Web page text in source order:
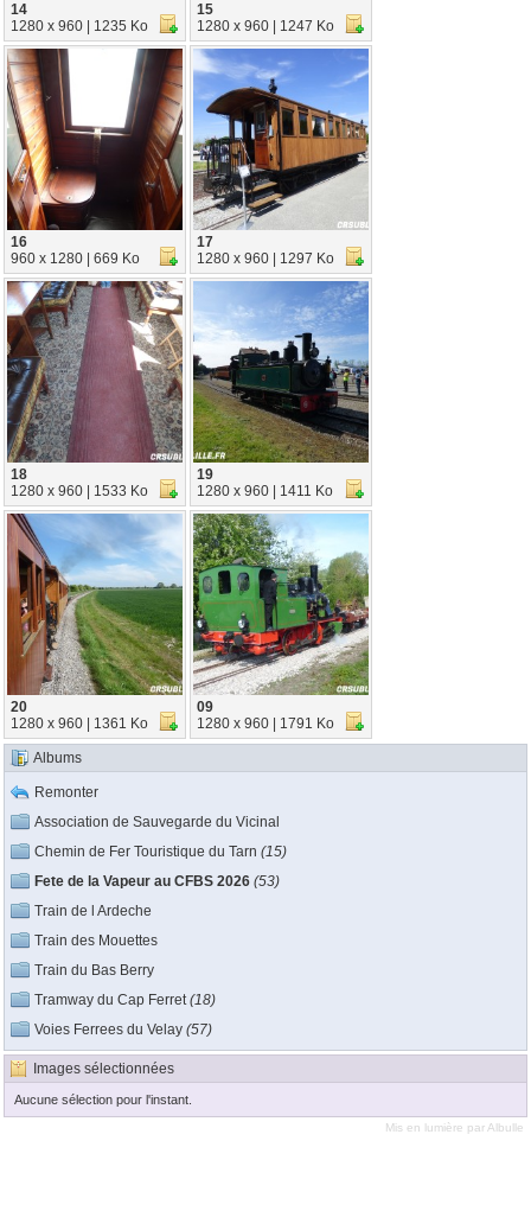
14
1280 x 960 | 1235 Ko
15
1280 x 960 | 1247 Ko
16
960 x 1280 | 669 Ko
17
1280 x 960 | 1297 Ko
18
1280 x 960 | 1533 Ko
19
1280 x 960 | 1411 Ko
20
1280 x 960 | 1361 Ko
09
1280 x 960 | 1791 Ko
Albums
Remonter
Association de Sauvegarde du Vicinal
Chemin de Fer Touristique du Tarn (15)
Fete de la Vapeur au CFBS 2026 (53)
Train de l Ardeche
Train des Mouettes
Train du Bas Berry
Tramway du Cap Ferret (18)
Voies Ferrees du Velay (57)
Images sélectionnées
Aucune sélection pour l'instant.
Mis en lumière par Albulle